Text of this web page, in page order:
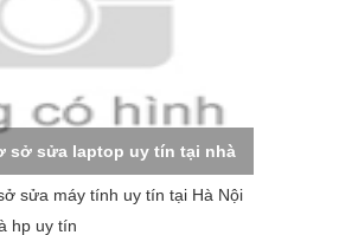
sở sửa laptop uy tín tại nhà
sửa máy tính uy tín tại Hà Nội
hp uy tín